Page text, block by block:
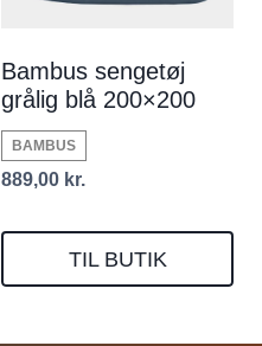
Bambus sengetøj
grålig blå 200×200
BAMBUS
889,00 kr.
TIL BUTIK